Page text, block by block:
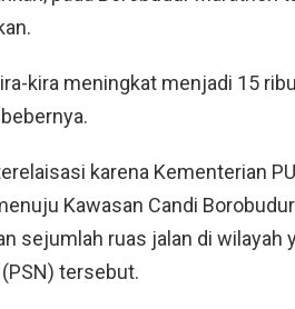
kira meningkat menjadi 15
karena Kementerian
Kawasan Candi
sejumlah ruas jalan di wilayah
tersebut.